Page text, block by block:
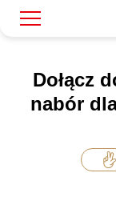
Klub
Dołącz
nabór